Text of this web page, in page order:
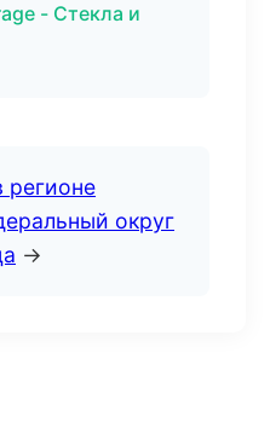
- Стекла и
регионе
округ
→